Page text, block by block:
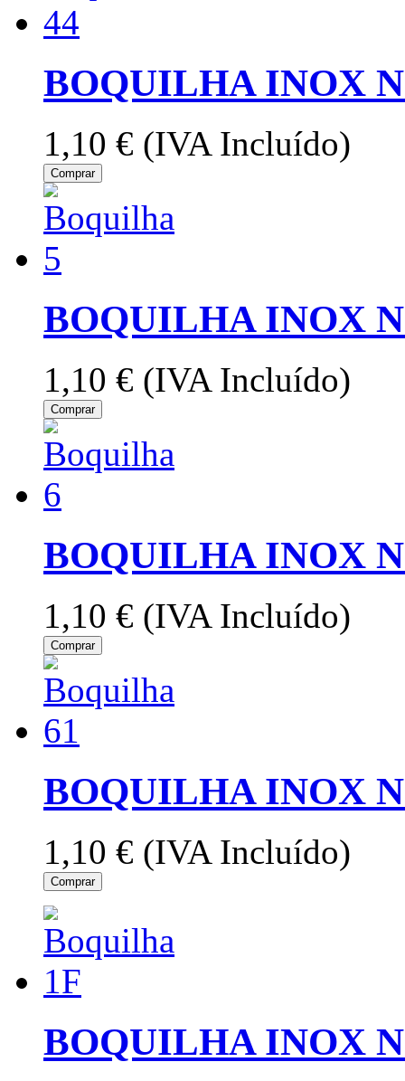
BOQUILHA INOX
1,10 € (IVA Incluído)
Comprar
BOQUILHA INOX
1,10 € (IVA Incluído)
Comprar
BOQUILHA INOX
1,10 € (IVA Incluído)
Comprar
BOQUILHA INOX
1,10 € (IVA Incluído)
Comprar
BOQUILHA INOX